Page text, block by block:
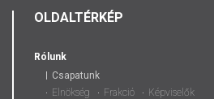
OLDALTÉRKÉP
Rólunk
Csapatunk
Elnökség
Frakció
Képviselők